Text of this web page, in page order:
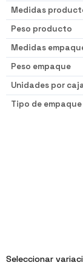
Medidas
Peso producto
Medidas
Peso empaque
Unidades por
Tipo de empaque
Seleccionar